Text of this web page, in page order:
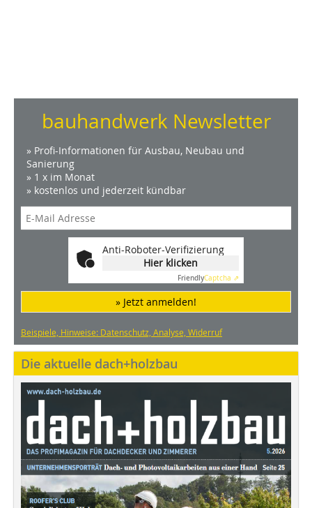
bauhandwerk Newsletter
» Profi-Informationen für Ausbau, Neubau und
Sanierung
» 1 x im Monat
» kostenlos und jederzeit kündbar
Anti-Roboter-Verifizierung
Hier klicken
FriendlyCaptcha ⇗
» Jetzt anmelden!
Beispiele, Hinweise: Datenschutz, Analyse, Widerruf
Die aktuelle dach+holzbau